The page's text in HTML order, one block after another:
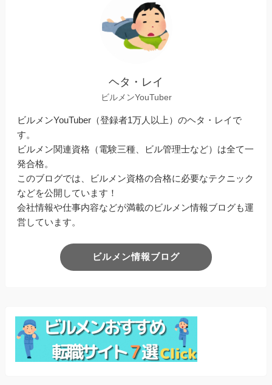
ヘタ・レイ
ビルメンYouTuber
ビルメンYouTuber（登録者1万人以上）のヘタ・レイで
す。
ビルメン関連資格（電験三種、ビル管理士など）は全て一
発合格。
このブログでは、ビルメン資格の合格に必要なテクニック
などを公開しています！
会社情報や仕事内容などが満載のビルメン情報ブログも運
営しています。
ビルメン情報ブログ